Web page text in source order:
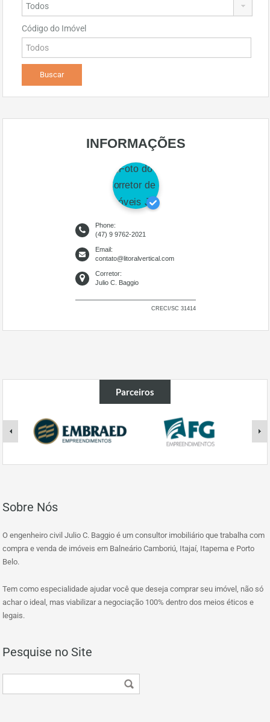
Código do Imóvel
INFORMAÇÕES
Phone:
(47) 9 9762-2021
Email:
contato@litoralvertical.com
Corretor:
Julio C. Baggio
CRECI/SC 31414
Parceiros
Sobre Nós
O engenheiro civil Julio C. Baggio é um consultor imobiliário que trabalha com
compra e venda de imóveis em Balneário Camboriú, Itajaí, Itapema e Porto
Belo.
Tem como especialidade ajudar você que deseja comprar seu imóvel, não só
achar o ideal, mas viabilizar a negociação 100% dentro dos meios éticos e
legais.
Pesquise no Site